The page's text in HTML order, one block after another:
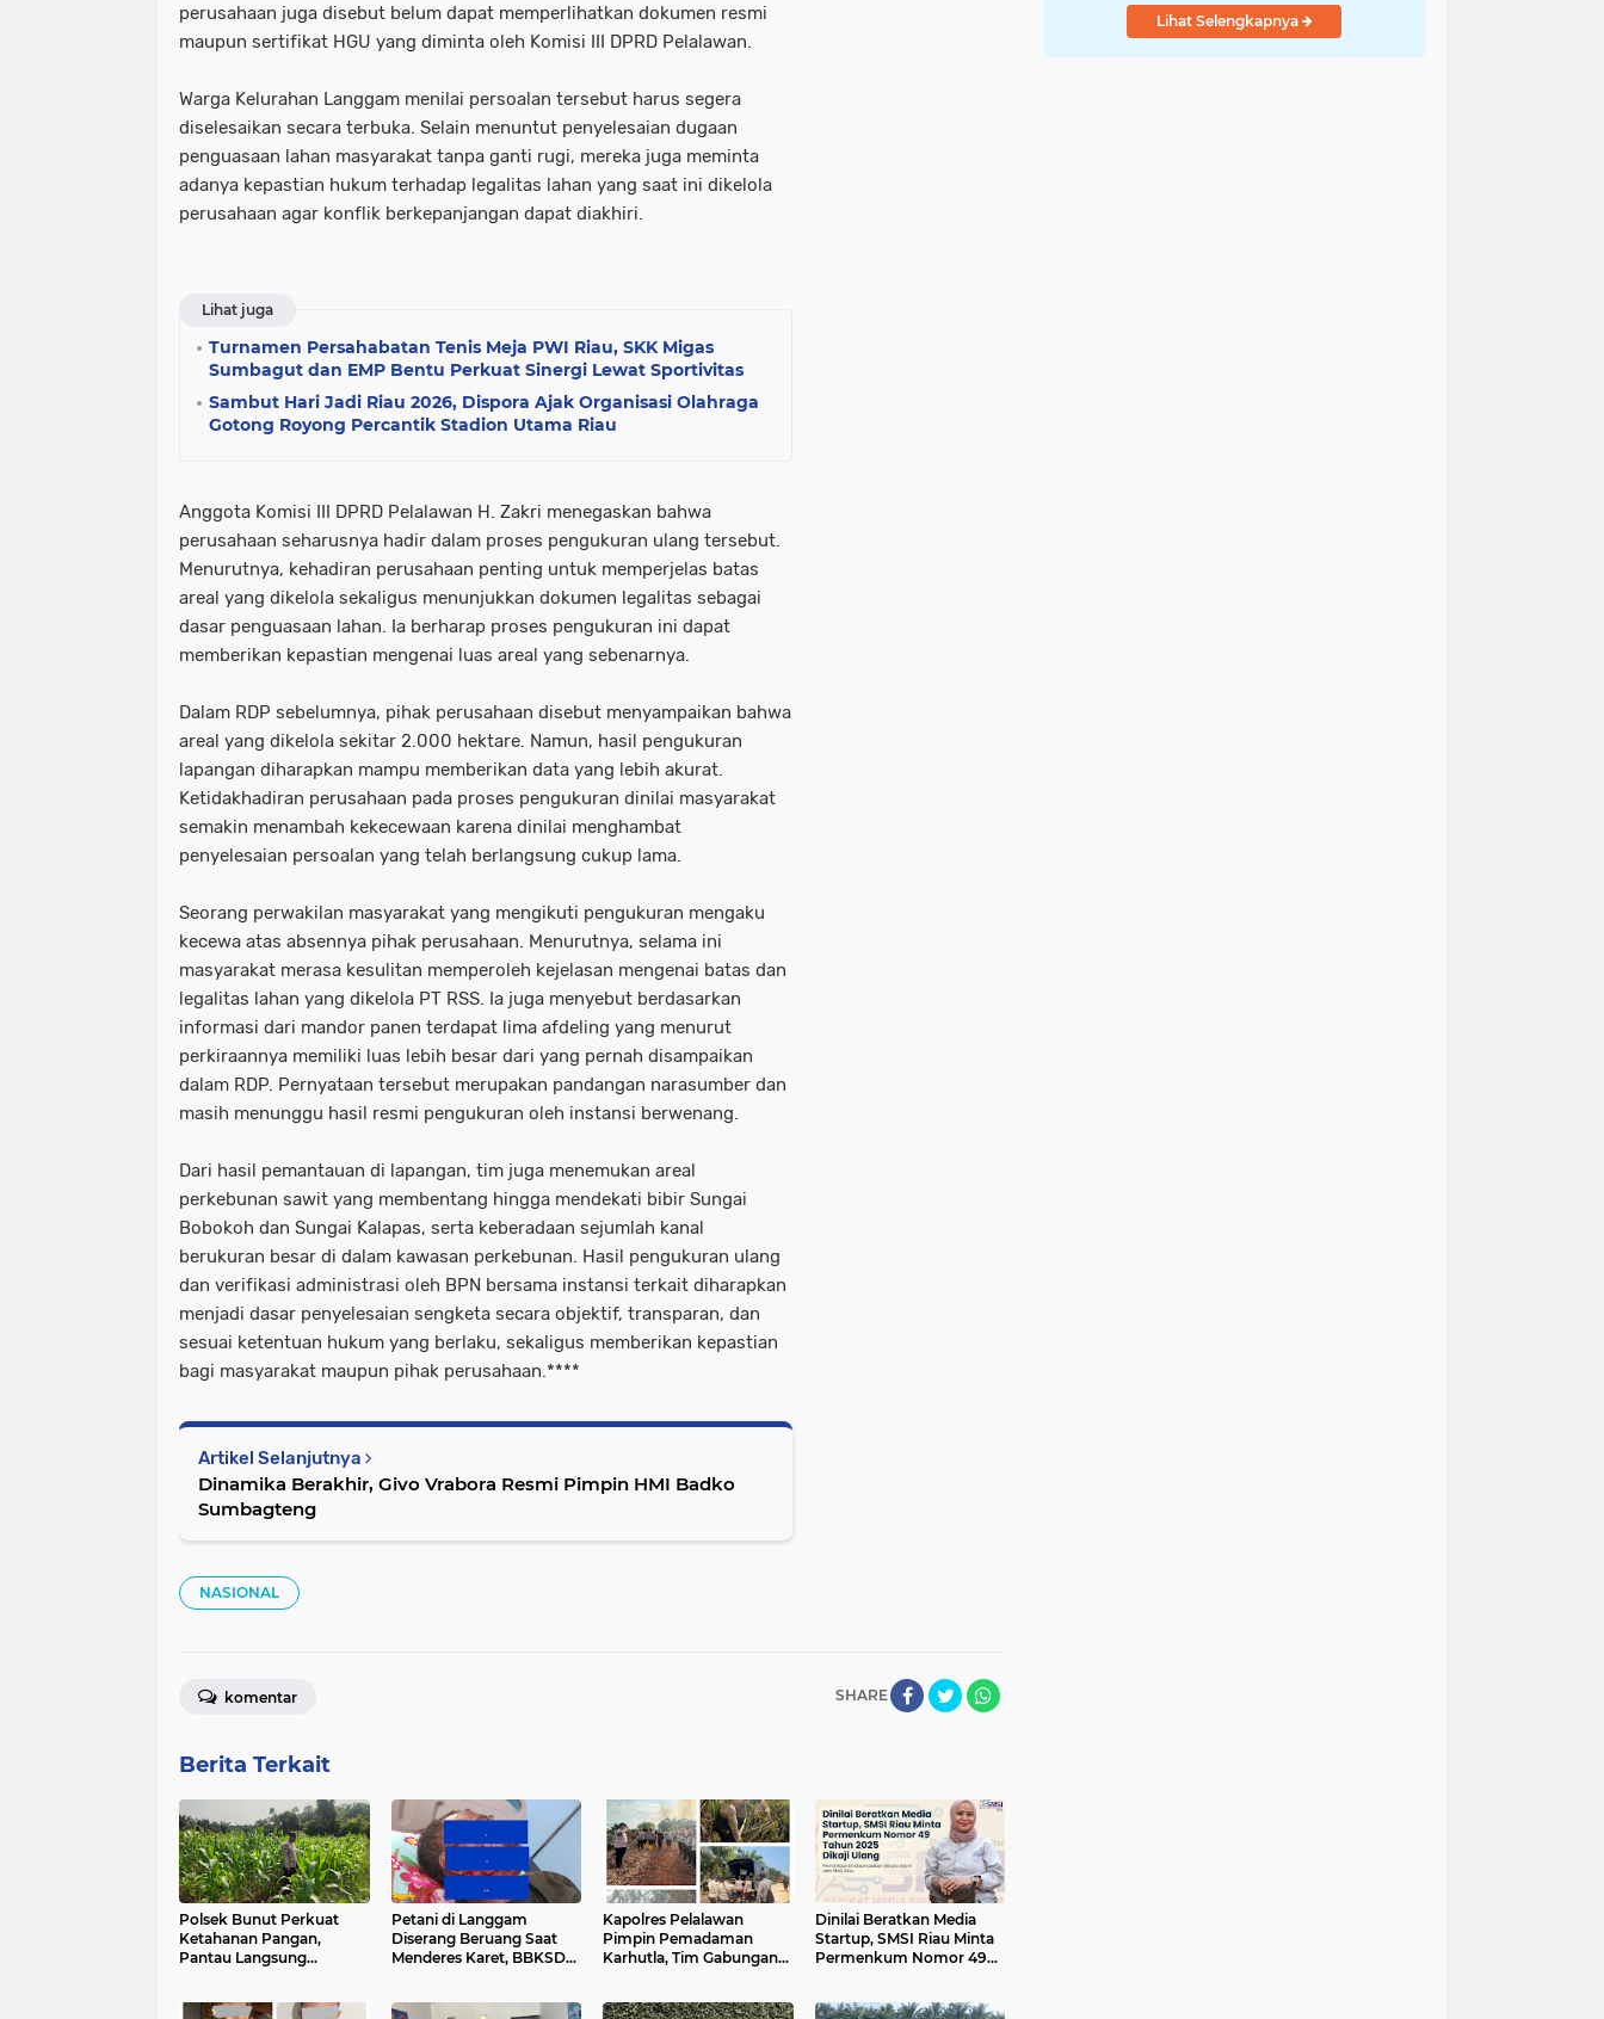
perusahaan juga disebut belum dapat memperlihatkan dokumen resmi
maupun sertifikat HGU yang diminta oleh Komisi III DPRD Pelalawan.
Warga Kelurahan Langgam menilai persoalan tersebut harus segera
diselesaikan secara terbuka. Selain menuntut penyelesaian dugaan
penguasaan lahan masyarakat tanpa ganti rugi, mereka juga meminta
adanya kepastian hukum terhadap legalitas lahan yang saat ini dikelola
perusahaan agar konflik berkepanjangan dapat diakhiri.
Lihat juga
Turnamen Persahabatan Tenis Meja PWI Riau, SKK Migas
Sumbagut dan EMP Bentu Perkuat Sinergi Lewat Sportivitas
Sambut Hari Jadi Riau 2026, Dispora Ajak Organisasi Olahraga
Gotong Royong Percantik Stadion Utama Riau
Anggota Komisi III DPRD Pelalawan H. Zakri menegaskan bahwa
perusahaan seharusnya hadir dalam proses pengukuran ulang tersebut.
Menurutnya, kehadiran perusahaan penting untuk memperjelas batas
areal yang dikelola sekaligus menunjukkan dokumen legalitas sebagai
dasar penguasaan lahan. Ia berharap proses pengukuran ini dapat
memberikan kepastian mengenai luas areal yang sebenarnya.
Dalam RDP sebelumnya, pihak perusahaan disebut menyampaikan bahwa
areal yang dikelola sekitar 2.000 hektare. Namun, hasil pengukuran
lapangan diharapkan mampu memberikan data yang lebih akurat.
Ketidakhadiran perusahaan pada proses pengukuran dinilai masyarakat
semakin menambah kekecewaan karena dinilai menghambat
penyelesaian persoalan yang telah berlangsung cukup lama.
Seorang perwakilan masyarakat yang mengikuti pengukuran mengaku
kecewa atas absennya pihak perusahaan. Menurutnya, selama ini
masyarakat merasa kesulitan memperoleh kejelasan mengenai batas dan
legalitas lahan yang dikelola PT RSS. Ia juga menyebut berdasarkan
informasi dari mandor panen terdapat lima afdeling yang menurut
perkiraannya memiliki luas lebih besar dari yang pernah disampaikan
dalam RDP. Pernyataan tersebut merupakan pandangan narasumber dan
masih menunggu hasil resmi pengukuran oleh instansi berwenang.
Dari hasil pemantauan di lapangan, tim juga menemukan areal
perkebunan sawit yang membentang hingga mendekati bibir Sungai
Bobokoh dan Sungai Kalapas, serta keberadaan sejumlah kanal
berukuran besar di dalam kawasan perkebunan. Hasil pengukuran ulang
dan verifikasi administrasi oleh BPN bersama instansi terkait diharapkan
menjadi dasar penyelesaian sengketa secara objektif, transparan, dan
sesuai ketentuan hukum yang berlaku, sekaligus memberikan kepastian
bagi masyarakat maupun pihak perusahaan.****
Artikel Selanjutnya
Dinamika Berakhir, Givo Vrabora Resmi Pimpin HMI Badko
Sumbagteng
NASIONAL
SHARE
komentar
Berita Terkait
Polsek Bunut Perkuat
Ketahanan Pangan,
Pantau Langsung
Petani di Langgam
Diserang Beruang Saat
Menderes Karet, BBKSDA
Kapolres Pelalawan
Pimpin Pemadaman
Karhutla, Tim Gabungan
Dinilai Beratkan Media
Startup, SMSI Riau Minta
Permenkum Nomor 49
Lihat Selengkapnya